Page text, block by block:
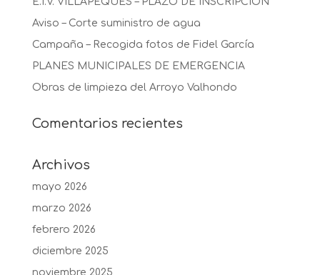
Aviso – Corte suministro de agua
Campaña – Recogida fotos de Fidel García
PLANES MUNICIPALES DE EMERGENCIA
Obras de limpieza del Arroyo Valhondo
Comentarios recientes
Archivos
mayo 2026
marzo 2026
febrero 2026
diciembre 2025
noviembre 2025